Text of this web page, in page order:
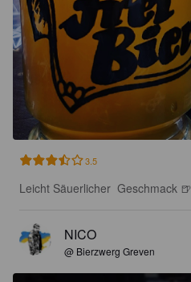
3.5
Leicht Säuerlicher  Geschmack 🍺
NICO
@ Bierzwerg Greven